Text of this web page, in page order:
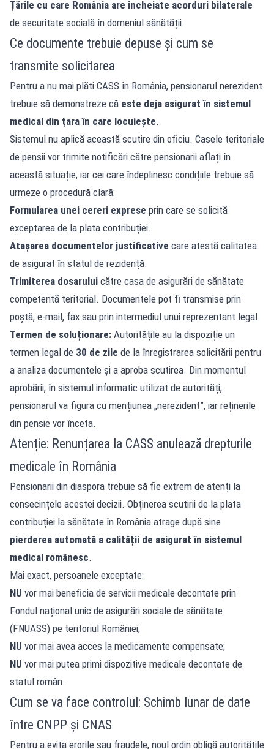
Țările cu care România are încheiate acorduri bilaterale
de securitate socială în domeniul sănătății.
Ce documente trebuie depuse și cum se
transmite solicitarea
Pentru a nu mai plăti CASS în România, pensionarul nerezident
trebuie să demonstreze că este deja asigurat în sistemul
medical din țara în care locuiește.
Sistemul nu aplică această scutire din oficiu. Casele teritoriale
de pensii vor trimite notificări către pensionarii aflați în
această situație, iar cei care îndeplinesc condițiile trebuie să
urmeze o procedură clară:
Formularea unei cereri exprese prin care se solicită
exceptarea de la plata contribuției.
Atașarea documentelor justificative care atestă calitatea
de asigurat în statul de rezidență.
Trimiterea dosarului către casa de asigurări de sănătate
competentă teritorial. Documentele pot fi transmise prin
poștă, e-mail, fax sau prin intermediul unui reprezentant legal.
Termen de soluționare: Autoritățile au la dispoziție un
termen legal de 30 de zile de la înregistrarea solicitării pentru
a analiza documentele și a aproba scutirea. Din momentul
aprobării, în sistemul informatic utilizat de autorități,
pensionarul va figura cu mențiunea „nerezident”, iar reținerile
din pensie vor înceta.
Atenție: Renunțarea la CASS anulează drepturile
medicale în România
Pensionarii din diaspora trebuie să fie extrem de atenți la
consecințele acestei decizii. Obținerea scutirii de la plata
contribuției la sănătate în România atrage după sine
pierderea automată a calității de asigurat în sistemul
medical românesc.
Mai exact, persoanele exceptate:
NU vor mai beneficia de servicii medicale decontate prin
Fondul național unic de asigurări sociale de sănătate
(FNUASS) pe teritoriul României;
NU vor mai avea acces la medicamente compensate;
NU vor mai putea primi dispozitive medicale decontate de
statul român.
Cum se va face controlul: Schimb lunar de date
între CNPP și CNAS
Pentru a evita erorile sau fraudele, noul ordin obligă autoritățile